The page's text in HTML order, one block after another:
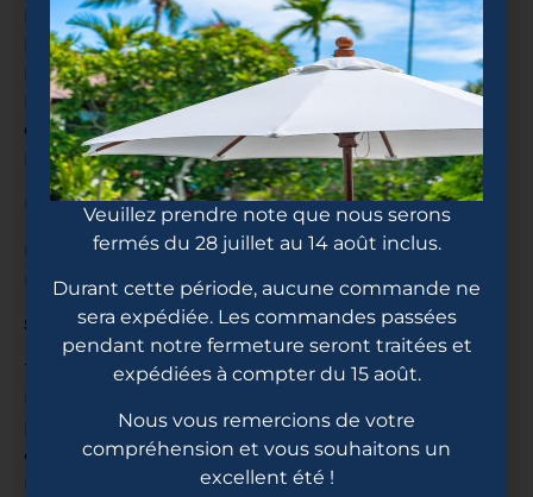
Inertie : 109-111 kg·cm²
Inertie en torsion : 7,2-7,4 kg·cm²
Poignée en cuir haute performance
Longueur de la poignée : 5.5 p
Circonférence de la poignée : 4.25 p
Housse de la raquette incluse
Homologué USAP (+PBCoR .43)
Noyau en mousse Diced-Core Technology™ avec
rembourrage en PU
Surface en fibres polyaramides tissées
Technologie à noyau découpé (brevet en instance)
profondeur de chaque côté, permettent de
conserver l’intégrité du centre tout en offrant au
noyau une plus grande flexibilité
Veuillez prendre note que nous serons
fermés du 28 juillet au 14 août inclus.
Durant cette période, aucune commande ne
sera expédiée. Les commandes passées
pendant notre fermeture seront traitées et
expédiées à compter du 15 août.
Nous vous remercions de votre
compréhension et vous souhaitons un
excellent été !